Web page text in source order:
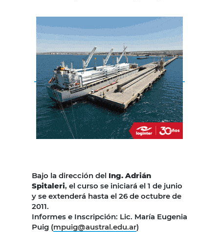
Bajo la dirección del Ing. Adrián
Spitaleri, el curso se iniciará el 1 de junio
y se extenderá hasta el 26 de octubre de
2011.
Informes e Inscripción: Lic. María Eugenia
Puig (mpuig@austral.edu.ar)